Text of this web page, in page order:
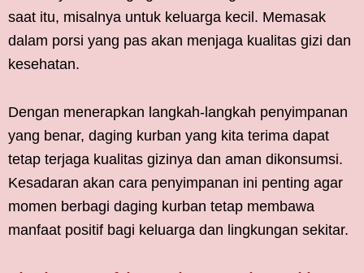
saat itu, misalnya untuk keluarga kecil. Memasak
dalam porsi yang pas akan menjaga kualitas gizi dan
kesehatan.
Dengan menerapkan langkah-langkah penyimpanan
yang benar, daging kurban yang kita terima dapat
tetap terjaga kualitas gizinya dan aman dikonsumsi.
Kesadaran akan cara penyimpanan ini penting agar
momen berbagi daging kurban tetap membawa
manfaat positif bagi keluarga dan lingkungan sekitar.